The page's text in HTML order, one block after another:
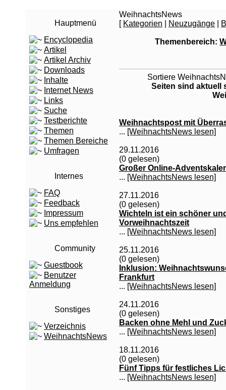
Hauptmenü
Encyclopedia
Artikel
Artikel Archiv
Downloads
Inhalte
Internet News
Links
Suche
Testberichte
Themen
Themen Bereiche
Umfragen
Internes
FAQ
Feedback
Impressum
Uns empfehlen
Community
Guestbook
Benutzer
Anmeldung
Sonstiges
Verzeichnis
WeihnachtsNews
WeihnachtsNews
[ Kategorien Neuzugänge
Themenbereich:
Sortiere
Seiten sind aktuell
Weihnachtspost mit
... [WeihnachtsNews lesen]
29.11.2016
(0 gelesen)
Großer Online-
... [WeihnachtsNews lesen]
27.11.2016
(0 gelesen)
Wichteln ist ein schöner
Vorweihnachtszeit
... [WeihnachtsNews lesen]
25.11.2016
(0 gelesen)
Inklusion:
Frankfurt
... [WeihnachtsNews lesen]
24.11.2016
(0 gelesen)
Backen ohne Mehl und
... [WeihnachtsNews lesen]
18.11.2016
(0 gelesen)
Fünf Tipps für festliches
... [WeihnachtsNews lesen]